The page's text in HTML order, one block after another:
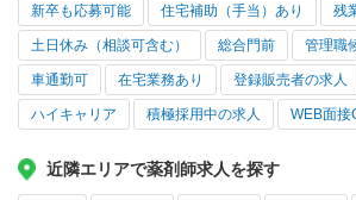
新卒も応募可能 住宅補助（手当）あり 残
土日休み（相談可含む） 総合門前 管理職
車通勤可 在宅業務あり 登録販売者の求人
ハイキャリア 積極採用中の求人 WEB面接
近隣エリアで薬剤師求人を探す